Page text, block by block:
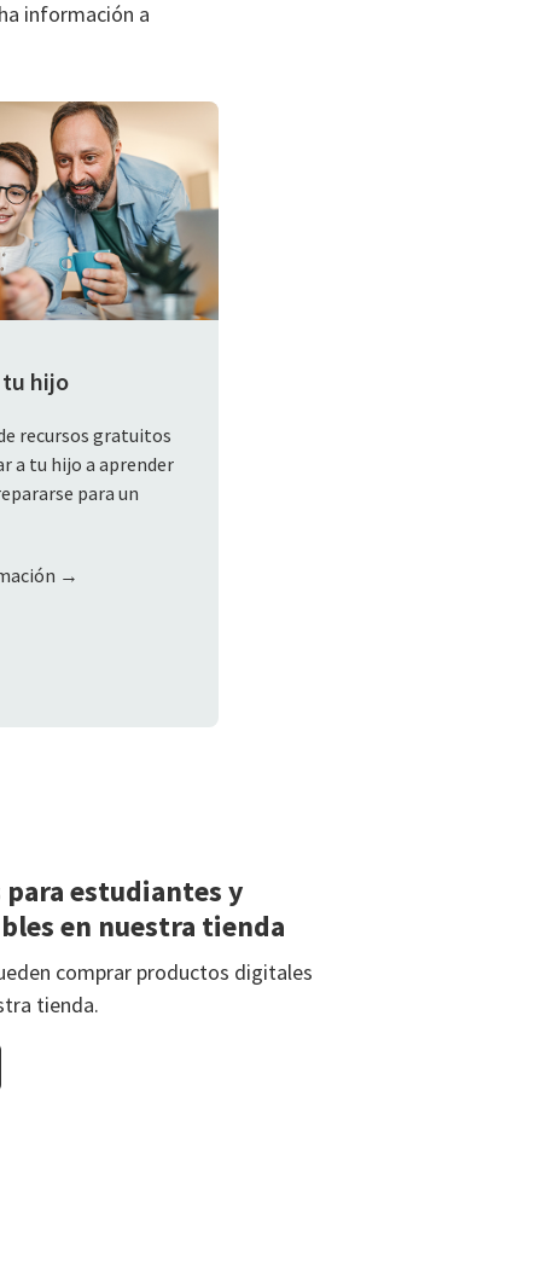
información a
tu hijo
recursos gratuitos
a tu hijo a aprender
para un
→
estudiantes y
en nuestra tienda
comprar productos digitales
tienda.